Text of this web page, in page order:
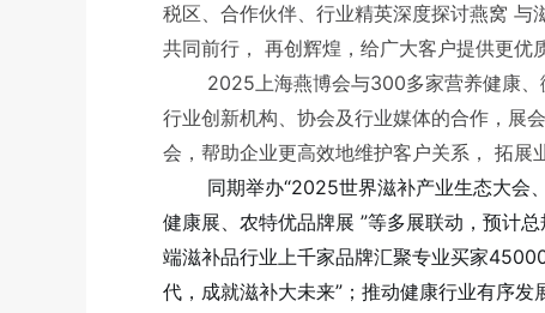
税区、合作伙伴、行业精英深度探讨燕窝
共同前行， 再创辉煌，给广大客户提供更优
2025上海燕博会与300多家营养健康
行业创新机构、协会及行业媒体的合作，展
会，帮助企业更高效地维护客户关系， 拓展
同期举办“2025世界滋补产业生态大会
健康展、农特优品牌展 ”等多展联动，预计
端滋补品行业上千家品牌汇聚专业买家
代，成就滋补大未来”；推动健康行业有序